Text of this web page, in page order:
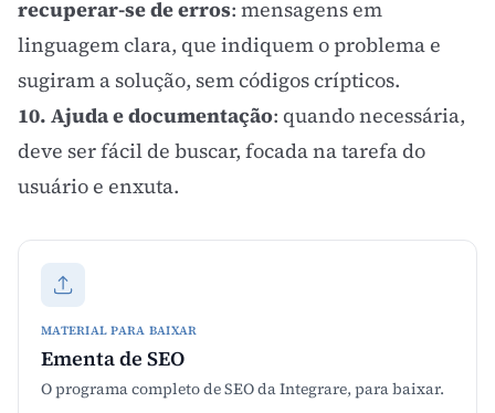
recuperar-se de erros: mensagens em
linguagem clara, que indiquem o problema e
sugiram a solução, sem códigos crípticos.
10. Ajuda e documentação: quando necessária,
deve ser fácil de buscar, focada na tarefa do
usuário e enxuta.
MATERIAL PARA BAIXAR
Ementa de SEO
O programa completo de SEO da Integrare, para baixar.